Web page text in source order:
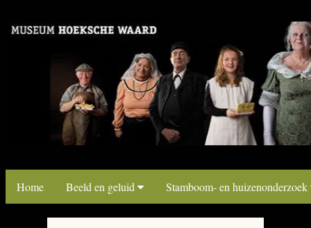
Home Beeld en geluid Stamboom- en huizenonderzoek